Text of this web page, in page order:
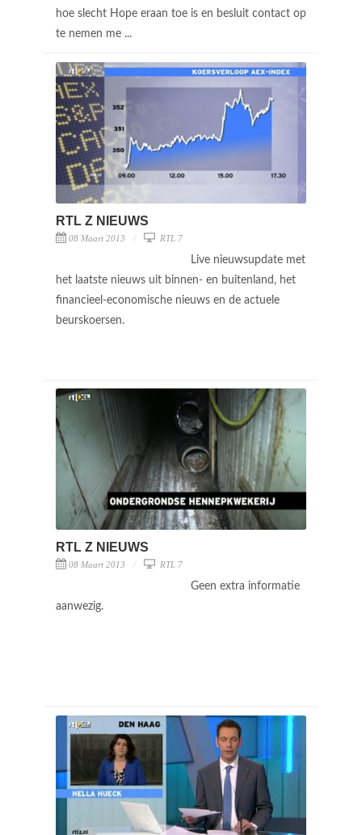
hoe slecht Hope eraan toe is en besluit contact op
te nemen me ...
RTL Z NIEUWS
08 Maart 2013 RTL 7
Live nieuwsupdate met
het laatste nieuws uit binnen- en buitenland, het
financieel-economische nieuws en de actuele
beurskoersen.
RTL Z NIEUWS
08 Maart 2013 RTL 7
Geen extra informatie
aanwezig.